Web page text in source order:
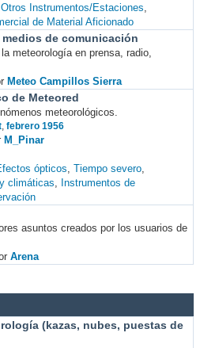
Otros Instrumentos/Estaciones
de Material Aficionado
de comunicación
meteorología en prensa, radio,
Meteo Campillos Sierra
de Meteored
meteorológicos.
, febrero 1956
M_Pinar
ópticos Tiempo severo
climáticas
Instrumentos de
asuntos creados por los usuarios de
Arena
(kazas, nubes, puestas de